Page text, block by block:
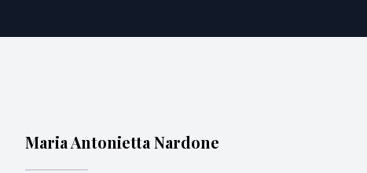
Maria Antonietta Nardone